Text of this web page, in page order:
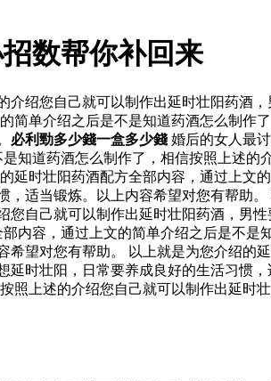
数帮你补回来
绍您自己就可以制作出延时壮阳药酒
简单介绍之后是不是知道药酒怎么制作
必利勁多少錢一盒多少錢 婚后的女人最
知道药酒怎么制作了，相信按照上述的
延时壮阳药酒配方全部内容，通过上文
适当锻炼。以上内容希望对您有帮助。
自己就可以制作出延时壮阳药酒，男
内容，通过上文的简单介绍之后是不是
望对您有帮助。 以上就是为您介绍的
时壮阳，日常要养成良好的生活习惯
照上述的介绍您自己就可以制作出延时